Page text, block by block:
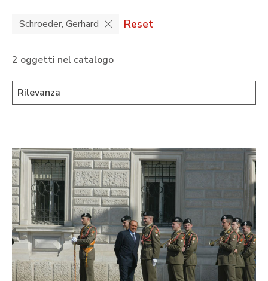
Schroeder, Gerhard Reset
2 oggetti nel catalogo